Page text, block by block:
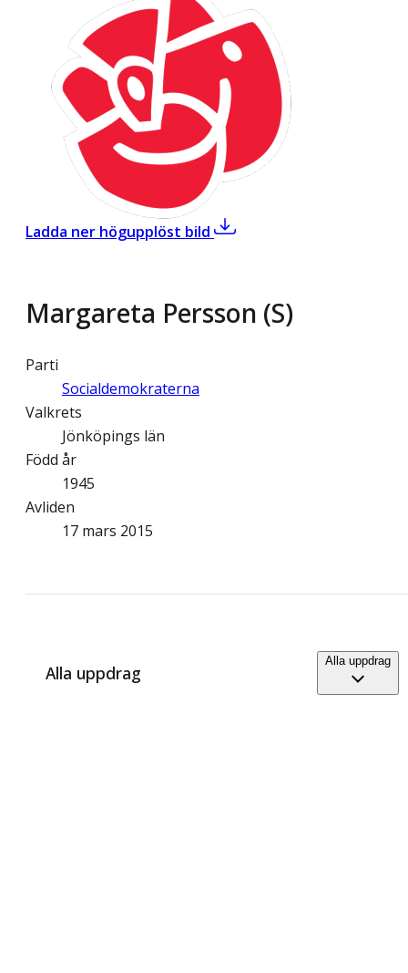
Ladda ner högupplöst bild ,Margareta Persson (S)
Margareta Persson (S)
Parti
Socialdemokraterna
Valkrets
Jönköpings län
Född år
1945
Avliden
17 mars 2015
Alla uppdrag
Alla uppdrag